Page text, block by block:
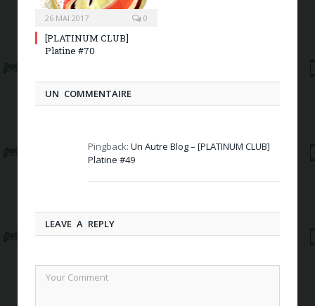
26 MAI 2017 0
[PLATINUM CLUB]
Platine #70
UN COMMENTAIRE
Pingback: Un Autre Blog – [PLATINUM CLUB]
Platine #49
LEAVE A REPLY